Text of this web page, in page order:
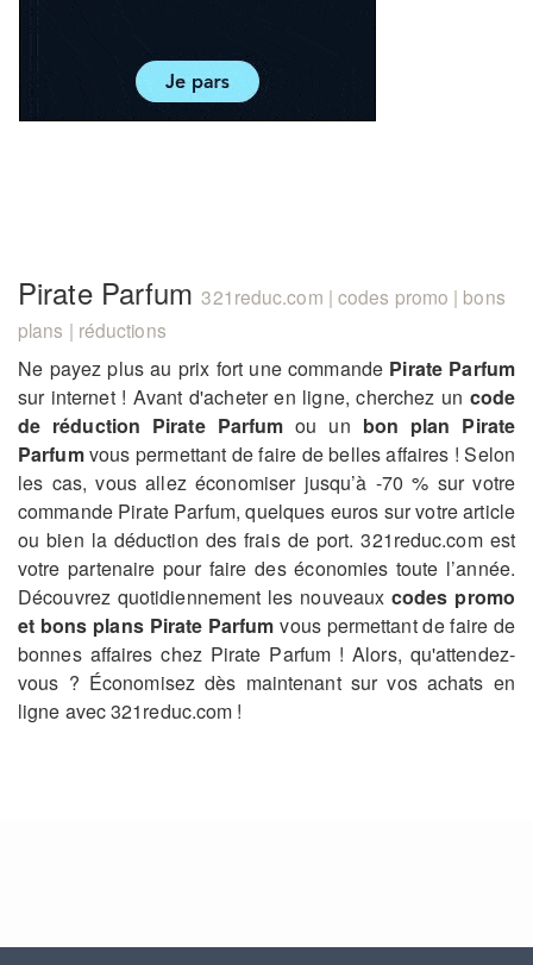
Pirate Parfum321reduc.com | codes promo | bons
plans | réductions
Ne payez plus au prix fort une commande Pirate Parfum
sur internet ! Avant d'acheter en ligne, cherchez un code
de réduction Pirate Parfum ou un bon plan Pirate
Parfumvous permettant de faire de belles affaires ! Selon
les cas, vous allez économiser jusqu’à -70 % sur votre
commande Pirate Parfum, quelques euros sur votre article
ou bien la déduction des frais de port. 321reduc.com est
votre partenaire pour faire des économies toute l’année.
Découvrez quotidiennement les nouveauxcodes promo
et bons plans Pirate Parfum vous permettant de faire de
bonnes affaires chez Pirate Parfum ! Alors, qu'attendez-
vous ? Économisez dès maintenant sur vos achats en
ligne avec 321reduc.com !